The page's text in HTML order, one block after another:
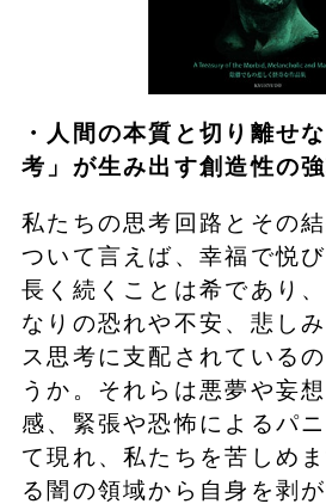
・人間の本質と切り離せ
考」が生み出す創造性の
私たちの思考回路とその
ついて言えば、幸福で悦
長く続くことは希であり
なりの恐れや不安、悲し
ス思考に支配されている
うか。それらは悪夢や妄
感、緊張や恐怖によるパ
て現れ、私たちを苦しめ
る闇の領域から自身を剥